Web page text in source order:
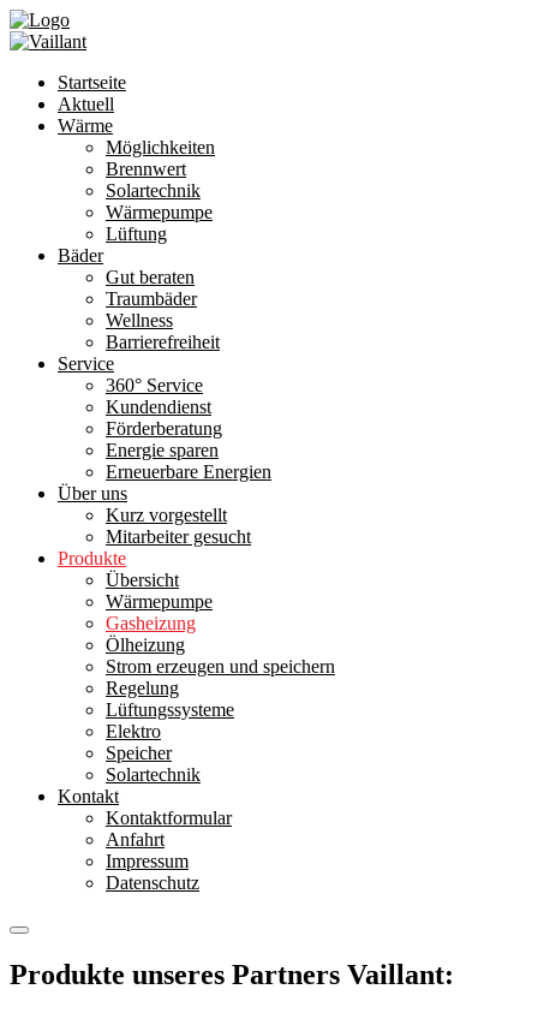
Startseite
Aktuell
Wärme
Möglichkeiten
Brennwert
Solartechnik
Wärmepumpe
Lüftung
Bäder
Gut beraten
Traumbäder
Wellness
Barrierefreiheit
Service
360° Service
Kundendienst
Förderberatung
Energie sparen
Erneuerbare Energien
Über uns
Kurz vorgestellt
Mitarbeiter gesucht
Produkte
Übersicht
Wärmepumpe
Gasheizung
Ölheizung
Strom erzeugen und speichern
Regelung
Lüftungssysteme
Elektro
Speicher
Solartechnik
Kontakt
Kontaktformular
Anfahrt
Impressum
Datenschutz
Produkte unseres Partners Vaillant: